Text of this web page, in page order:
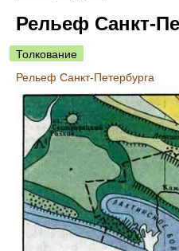
Рельеф Санкт-
Толкование
Рельеф Санкт-Петербурга